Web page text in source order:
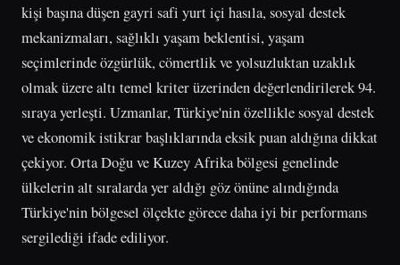
kişi başına düşen gayri safi yurt içi hasıla, sosyal destek
mekanizmaları, sağlıklı yaşam beklentisi, yaşam
seçimlerinde özgürlük, cömertlik ve yolsuzluktan uzaklık
olmak üzere altı temel kriter üzerinden değerlendirilerek 94.
sıraya yerleşti. Uzmanlar, Türkiye'nin özellikle sosyal destek
ve ekonomik istikrar başlıklarında eksik puan aldığına dikkat
çekiyor. Orta Doğu ve Kuzey Afrika bölgesi genelinde
ülkelerin alt sıralarda yer aldığı göz önüne alındığında
Türkiye'nin bölgesel ölçekte görece daha iyi bir performans
sergilediği ifade ediliyor.